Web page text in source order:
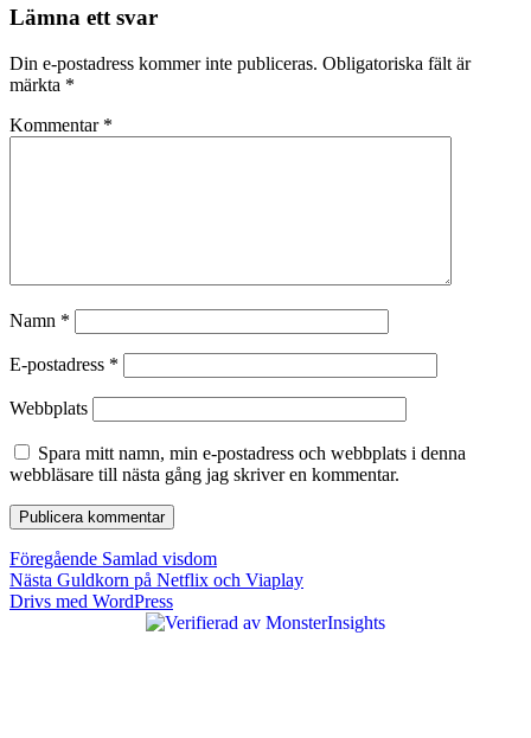
Lämna ett svar
Din e-postadress kommer inte publiceras. Obligatoriska fält är
märkta *
Kommentar *
Namn *
E-postadress *
Webbplats
Spara mitt namn, min e-postadress och webbplats i denna
webbläsare till nästa gång jag skriver en kommentar.
Inläggsnavigering
Föregående Föregående
inlägg:
Samlad visdom
Nästa Nästa
inlägg:
Guldkorn på Netflix och Viaplay
Drivs med WordPress